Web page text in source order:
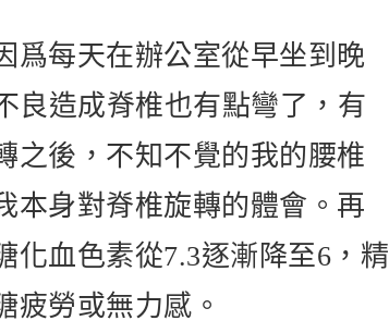
爲每天在辦公室從早坐到晚
良造成脊椎也有點彎了，有
之後，不知不覺的我的腰椎
本身對脊椎旋轉的體會。再
化血色素從7.3逐漸降至6，精
疲勞或無力感。